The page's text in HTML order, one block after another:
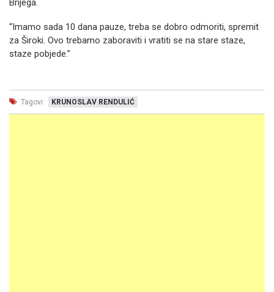
Brijega.
“Imamo sada 10 dana pauze, treba se dobro odmoriti, spremit
za Široki. Ovo trebamo zaboraviti i vratiti se na stare staze,
staze pobjede.”
Tagovi: KRUNOSLAV RENDULIĆ